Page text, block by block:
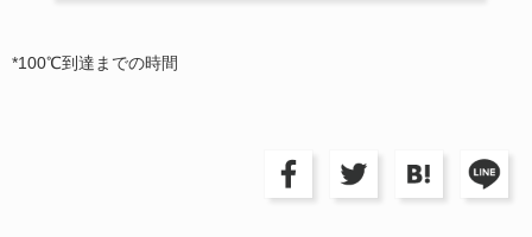
*100℃到達までの時間